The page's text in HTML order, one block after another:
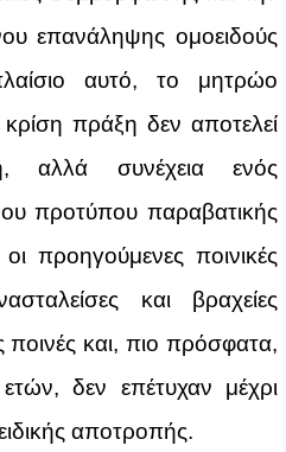
επανάληψης ομοειδούς
αυτό, το μητρώο
κρίση πράξη δεν αποτελεί
αλλά συνέχεια ενός
προτύπου παραβατικής
προηγούμενες ποινικές
και βραχείες
ποινές και, πιο πρόσφατα,
δεν επέτυχαν μέχρι
αποτροπής.